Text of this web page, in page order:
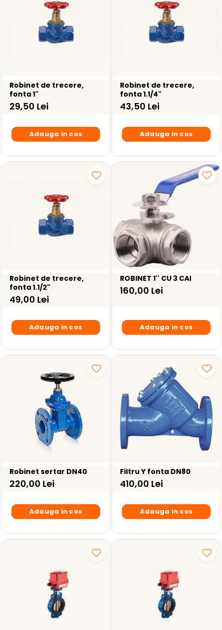
Robinet de trecere,
fonta 1"
29,50 Lei
Adauga in cos
Robinet de trecere,
fonta 1.1/4"
43,50 Lei
Adauga in cos
Robinet de trecere,
fonta 1.1/2"
49,00 Lei
Adauga in cos
ROBINET 1'' CU 3 CAI
160,00 Lei
Adauga in cos
Robinet sertar DN40
220,00 Lei
Adauga in cos
Filtru Y fonta DN80
410,00 Lei
Adauga in cos